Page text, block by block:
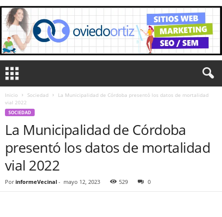
Inicio Sociedad
La Municipalidad de Córdoba presentó los datos de mortalidad
vial 2022
SOCIEDAD
La Municipalidad de Córdoba
presentó los datos de mortalidad
vial 2022
Por informeVecinal - mayo 12, 2023 529 0